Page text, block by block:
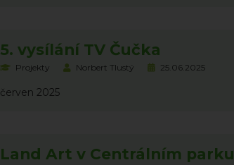
5. vysílání TV Čučka
Projekty Norbert Tlustý 25.06.2025
červen 2025
Land Art v Centrálním parku